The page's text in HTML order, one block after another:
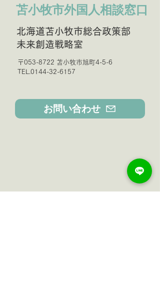
苫小牧市外国人相談窓口
北海道苫小牧市総合政策部
未来創造戦略室
〒053-8722 苫小牧市旭町4-5-6
TEL.0144-32-6157
お問い合わせ